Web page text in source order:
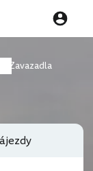
Zavazadla